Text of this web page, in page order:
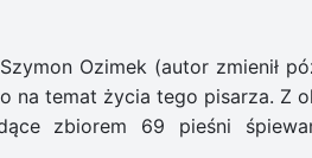
Ozimek (autor zmienił
na temat życia tego pisarza. Z
zbiorem 69 pieśni